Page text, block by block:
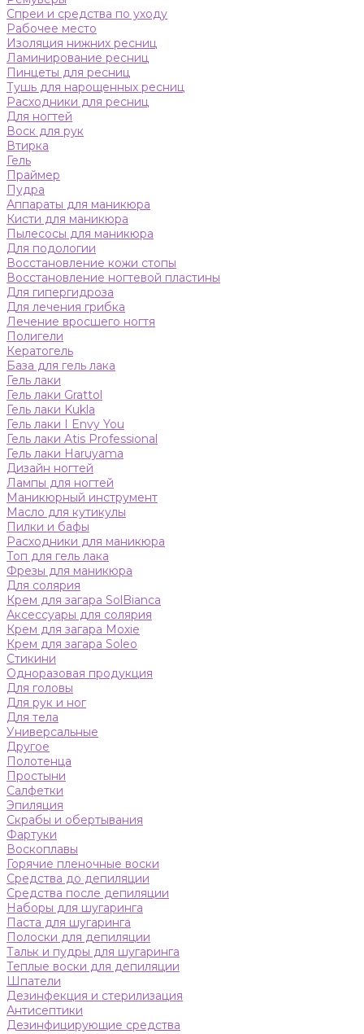
Спреи и средства по уходу
Рабочее место
Изоляция нижних ресниц
Ламинирование ресниц
Пинцеты для ресниц
Тушь для нарощенных ресниц
Расходники для ресниц
Для ногтей
Воск для рук
Втирка
Гель
Праймер
Пудра
Аппараты для маникюра
Кисти для маникюра
Пылесосы для маникюра
Для подологии
Восстановление кожи стопы
Восстановление ногтевой пластины
Для гипергидроза
Для лечения грибка
Лечение вросшего ногтя
Полигели
Кератогель
База для гель лака
Гель лаки
Гель лаки Grattol
Гель лаки Kukla
Гель лаки I Envy You
Гель лаки Atis Professional
Гель лаки Haruyama
Дизайн ногтей
Лампы для ногтей
Маникюрный инструмент
Масло для кутикулы
Пилки и бафы
Расходники для маникюра
Топ для гель лака
Фрезы для маникюра
Для солярия
Крем для загара SolBianca
Аксессуары для солярия
Крем для загара Moxie
Крем для загара Soleo
Стикини
Одноразовая продукция
Для головы
Для рук и ног
Для тела
Универсальные
Другое
Полотенца
Простыни
Салфетки
Эпиляция
Скрабы и обертывания
Фартуки
Воскоплавы
Горячие пленочные воски
Средства до депиляции
Средства после депиляции
Наборы для шугаринга
Паста для шугаринга
Полоски для депиляции
Тальк и пудры для шугаринга
Теплые воски для депиляции
Шпатели
Дезинфекция и стерилизация
Антисептики
Дезинфицирующие средства